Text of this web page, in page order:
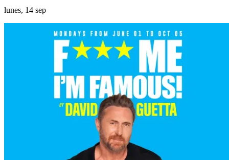
lunes, 14 sep